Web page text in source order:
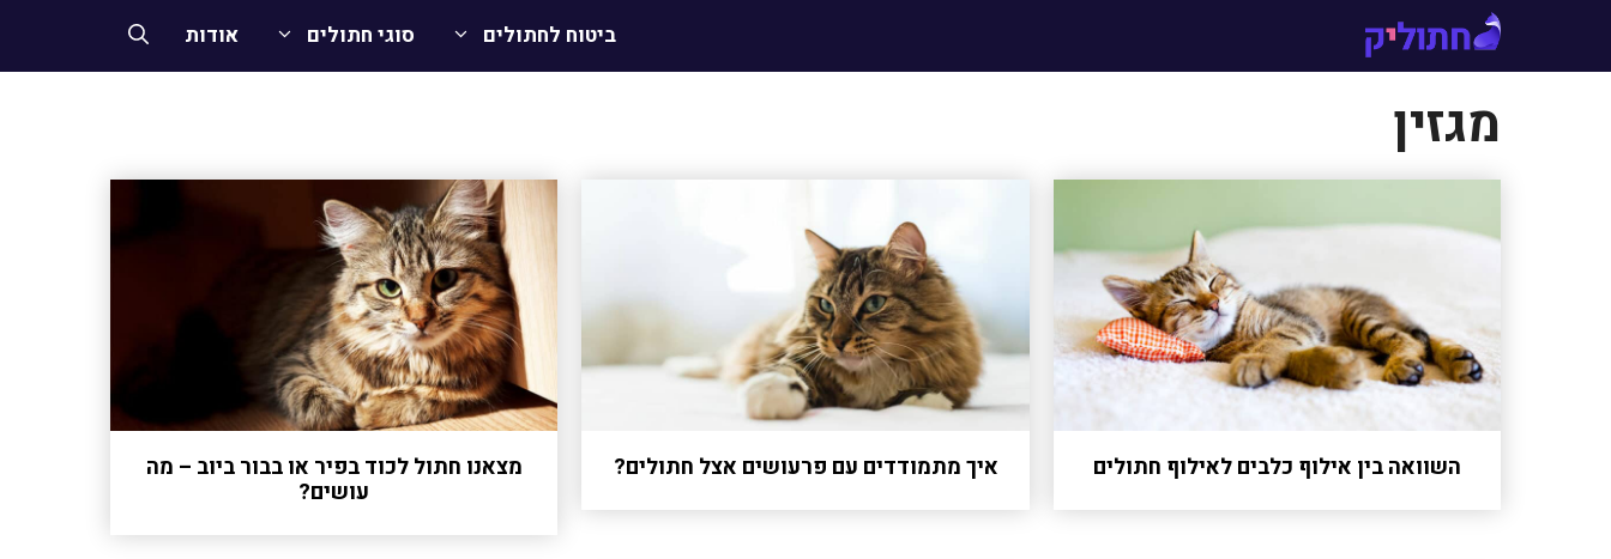
ביטוח לחתולים סוגי חתולים אודות
מגזין
השוואה בין אילוף כלבים לאילוף חתולים איך מתמודדים עם פרעושים אצל חתולים? מצאנו חתול לכוד בפיר או בבור ביוב – מה
עושים?